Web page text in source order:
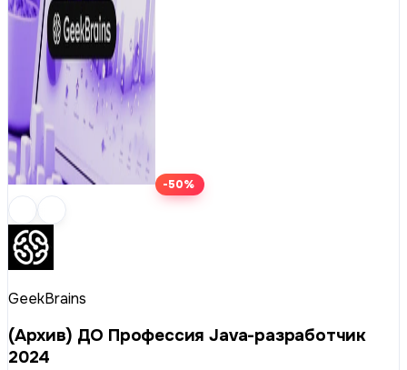
-50%
GeekBrains
(Архив) ДО Профессия Java-разработчик
2024